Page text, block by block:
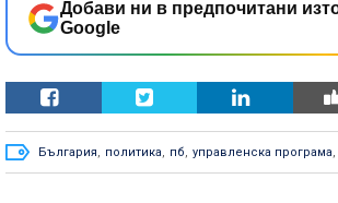
Добави ни в предпочитани
Google
България, политика, пб, управленска програма,